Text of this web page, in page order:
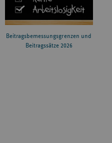
Beitragsbemessungsgrenzen und
Beitragssätze 2026